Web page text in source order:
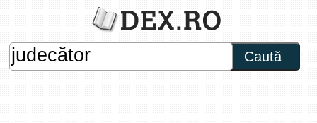
Caută